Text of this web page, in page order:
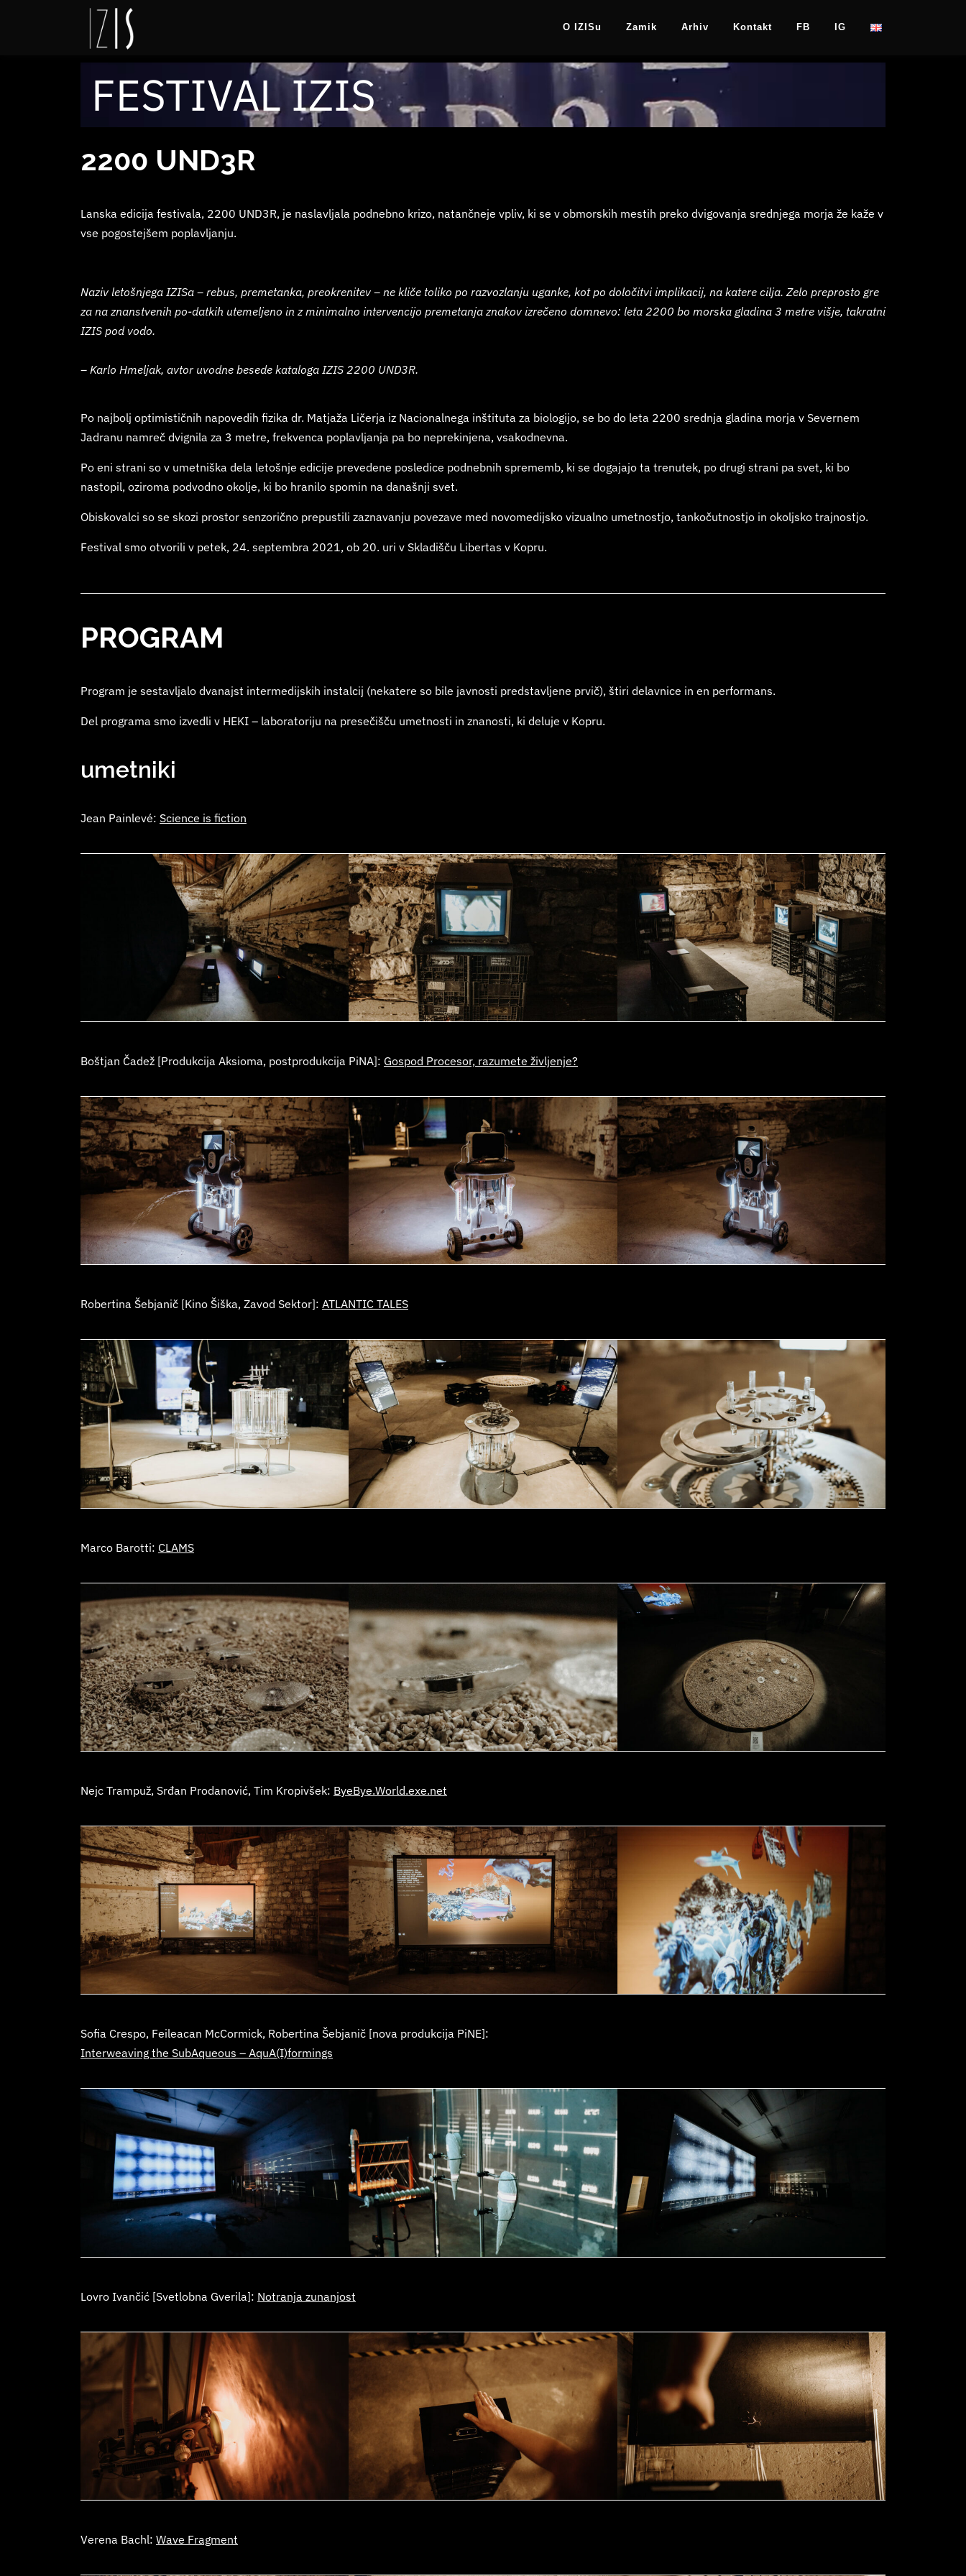
O IZISu Zamik Arhiv Kontakt FB IG
FESTIVAL IZIS
2200 UND3R
Lanska edicija festivala, 2200 UND3R, je naslavljala podnebno krizo, natančneje vpliv, ki se v obmorskih mestih preko dvigovanja srednjega morja že kaže v
vse pogostejšem poplavljanju.
Naziv letošnjega IZISa – rebus, premetanka, preokrenitev – ne kliče toliko po razvozlanju uganke, kot po določitvi implikacij, na katere cilja. Zelo preprosto gre
za na znanstvenih po-datkih utemeljeno in z minimalno intervencijo premetanja znakov izrečeno domnevo: leta 2200 bo morska gladina 3 metre višje, takratni
IZIS pod vodo.
– Karlo Hmeljak, avtor uvodne besede kataloga IZIS 2200 UND3R.
Po najbolj optimističnih napovedih fizika dr. Matjaža Ličerja iz Nacionalnega inštituta za biologijo, se bo do leta 2200 srednja gladina morja v Severnem
Jadranu namreč dvignila za 3 metre, frekvenca poplavljanja pa bo neprekinjena, vsakodnevna.
Po eni strani so v umetniška dela letošnje edicije prevedene posledice podnebnih sprememb, ki se dogajajo ta trenutek, po drugi strani pa svet, ki bo
nastopil, oziroma podvodno okolje, ki bo hranilo spomin na današnji svet.
Obiskovalci so se skozi prostor senzorično prepustili zaznavanju povezave med novomedijsko vizualno umetnostjo, tankočutnostjo in okoljsko trajnostjo.
Festival smo otvorili v petek, 24. septembra 2021, ob 20. uri v Skladišču Libertas v Kopru.
PROGRAM
Program je sestavljalo dvanajst intermedijskih instalcij (nekatere so bile javnosti predstavljene prvič), štiri delavnice in en performans.
Del programa smo izvedli v HEKI – laboratoriju na presečišču umetnosti in znanosti, ki deluje v Kopru.
umetniki
Jean Painlevé: Science is fiction
Boštjan Čadež [Produkcija Aksioma, postprodukcija PiNA]: Gospod Procesor, razumete življenje?
Robertina Šebjanič [Kino Šiška, Zavod Sektor]: ATLANTIC TALES
Marco Barotti: CLAMS
Nejc Trampuž, Srđan Prodanović, Tim Kropivšek: ByeBye.World.exe.net
Sofia Crespo, Feileacan McCormick, Robertina Šebjanič [nova produkcija PiNE]:
Interweaving the SubAqueous – AquA(I)formings
Lovro Ivančić [Svetlobna Gverila]: Notranja zunanjost
Verena Bachl: Wave Fragment